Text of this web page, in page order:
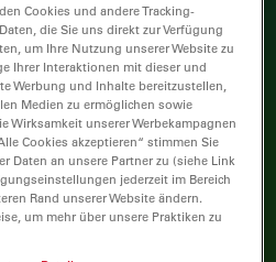
Cookies und andere Tracking-
die Sie uns direkt zur Verfügung
um Ihre Nutzung unserer Website zu
Ihrer Interaktionen mit dieser und
Werbung und Inhalte bereitzustellen,
Medien zu ermöglichen sowie
Wirksamkeit unserer Werbekampagnen
Cookies akzeptieren“ stimmen Sie
Daten an unsere Partner zu (siehe Link
jederzeit im Bereich
Rand unserer Website ändern.
um mehr über unsere Praktiken zu